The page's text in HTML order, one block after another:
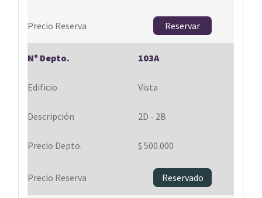
Reservar
103A
Vista
2D - 2B
$ 500.000
Reservado